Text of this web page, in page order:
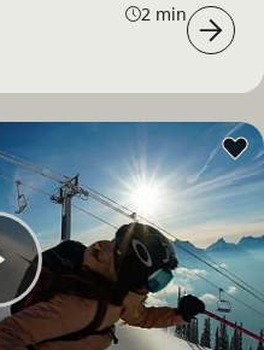
2 min